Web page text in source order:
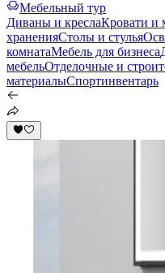
Мебельный тур
Диваны и креслаКровати и
храненияСтолы и стулья
комнатаМебель для бизнеса
мебельОтделочные и
материалыСпортинвентарь